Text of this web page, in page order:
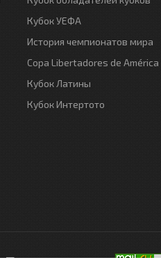
Кубок УЕФА
История чемпионатов мира
Copa Libertadores de América
Кубок Латины
Кубок Интертото